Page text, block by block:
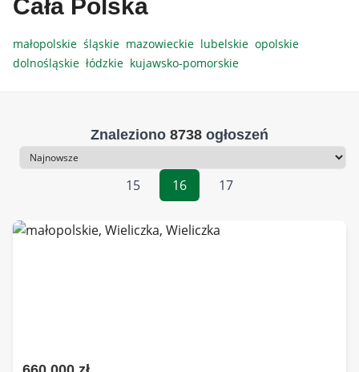
Cała Polska
małopolskie śląskie mazowieckie lubelskie opolskie
dolnośląskie łódzkie kujawsko-pomorskie
Znaleziono 8738 ogłoszeń
Sortowanie
15
16 17